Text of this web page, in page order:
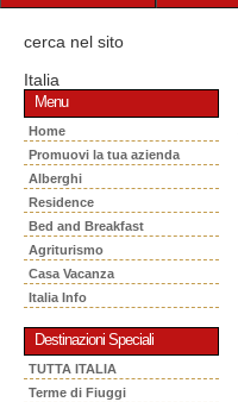
cerca nel sito
Italia
Menu
Home
Promuovi la tua azienda
Alberghi
Residence
Bed and Breakfast
Agriturismo
Casa Vacanza
Italia Info
Destinazioni Speciali
TUTTA ITALIA
Terme di Fiuggi